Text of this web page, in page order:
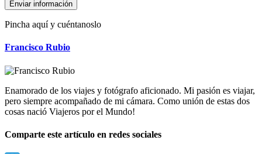
Pincha aquí y cuéntanoslo
Francisco Rubio
Enamorado de los viajes y fotógrafo aficionado. Mi pasión es viajar,
pero siempre acompañado de mi cámara. Como unión de estas dos
cosas nació Viajeros por el Mundo!
Comparte este artículo en redes sociales